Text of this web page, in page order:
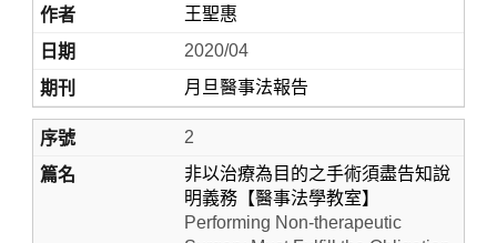
Home
王聖惠
2020/04
月旦醫事法報告
2
非以治療為目的之手術須盡告知說
明義務【醫事法學教室】
Performing Non-therapeutic